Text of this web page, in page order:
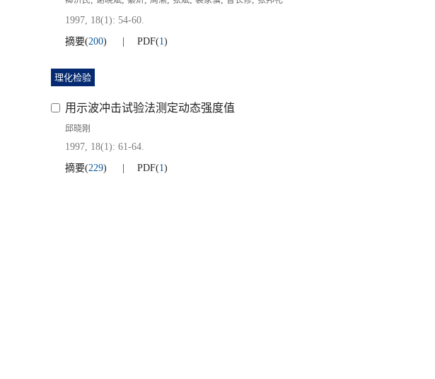
1997, 18(1): 54-60.
摘要(200) PDF(1)
理化检验
用示波冲击试验法测定动态强度值
邱晓刚
1997, 18(1): 61-64.
摘要(229) PDF(1)